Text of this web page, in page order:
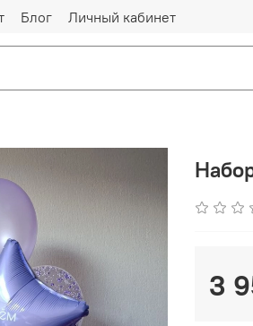
Блог Личный кабинет
3